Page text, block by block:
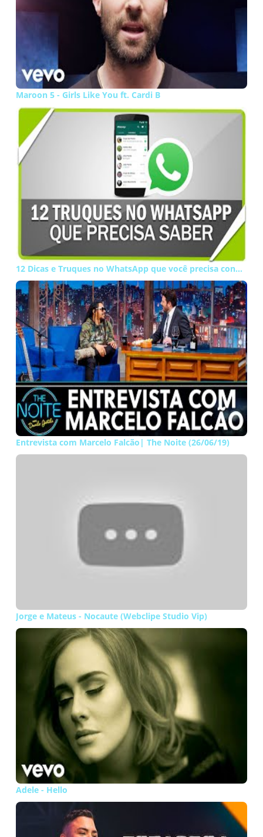
Maroon 5 - Girls Like You ft. Cardi B
12 Dicas e Truques no WhatsApp que você precisa conhecer
Entrevista com Marcelo Falcão| The Noite (26/06/19)
Jorge e Mateus - Nocaute (Webclipe Studio Vip)
Adele - Hello